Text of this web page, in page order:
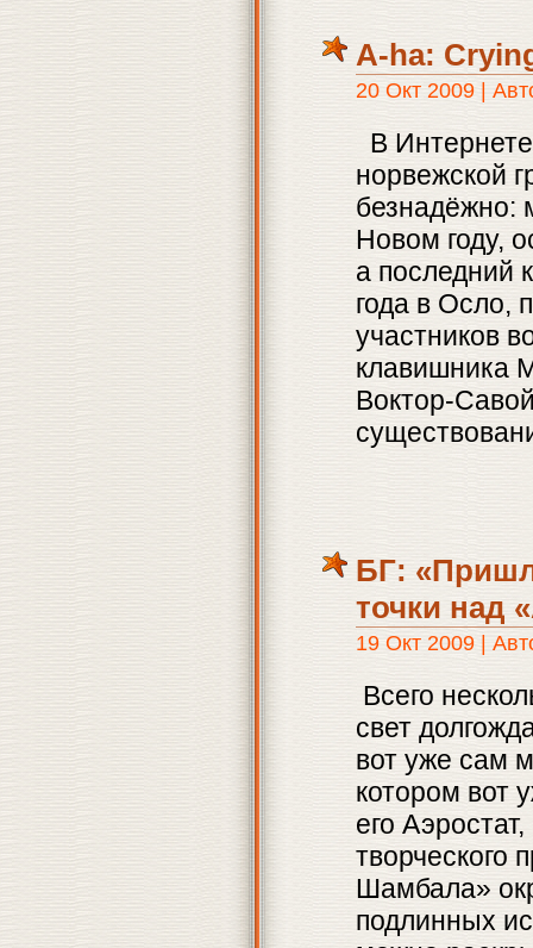
A-ha:
20 Окт 2009 |
В
норвежской
безнадёжно:
Новом году,
а последний
года в Осло,
участников
клавишника
Вoктoр-
БГ:
точки над
19 Окт 2009 |
Всего
свет
вот уже сам
котором вот
его
творческого
Шамбала»
подлинных